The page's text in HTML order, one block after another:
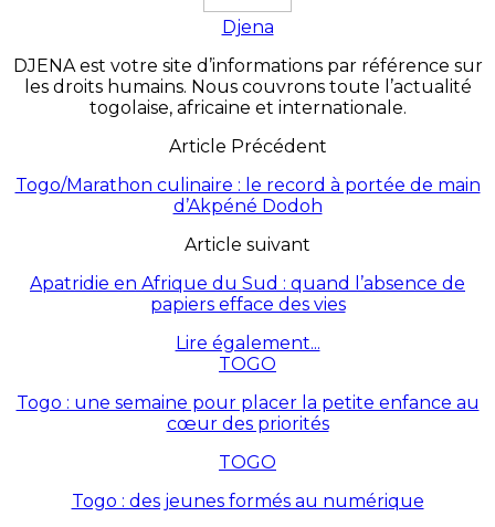
Djena
DJENA est votre site d’informations par référence sur
les droits humains. Nous couvrons toute l’actualité
togolaise, africaine et internationale.
Article Précédent
Togo/Marathon culinaire : le record à portée de main
d’Akpéné Dodoh
Article suivant
Apatridie en Afrique du Sud : quand l’absence de
papiers efface des vies
Lire également...
TOGO
Togo : une semaine pour placer la petite enfance au
cœur des priorités
TOGO
Togo : des jeunes formés au numérique